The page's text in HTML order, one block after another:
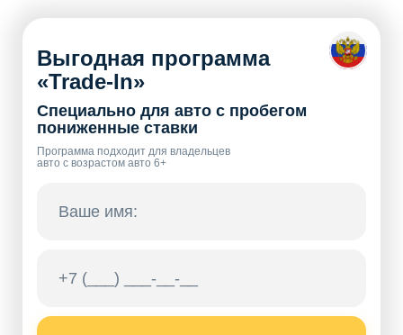
Выгодная программа
«Trade-In»
Специально для авто с пробегом
пониженные ставки
Программа подходит для владельцев
авто с возрастом авто 6+